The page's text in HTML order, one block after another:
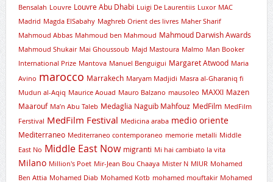
Bensalah Louvre Louvre Abu Dhabi Luigi De Laurentiis Luxor MAC
Madrid Magda ElSabahy Maghreb Orient des livres Maher Sharif
Mahmoud Abbas Mahmoud ben Mahmoud Mahmoud Darwish Awards
Mahmoud Shukair Mai Ghoussoub Majd Mastoura Malmo Man Booker
International Prize Mantova Manuel Benguigui Margaret Atwood Maria
Avino marocco Marrakech Maryam Madjidi Masra al-Gharaniq fi
Mudun al-Aqiq Maurice Aouad Mauro Balzano mausoleo MAXXI Mazen
Maarouf Ma’n Abu Taleb Medaglia Naguib Mahfouz MedFilm MedFilm
Ferstival MedFilm Festival Medicina araba medio oriente
Mediterraneo Mediterraneo contemporaneo memorie metalli Middle
East No Middle East Now migranti Mi hai cambiato la vita
Milano Million's Poet Mir-Jean Bou Chaaya Mister N MIUR Mohamed
Ben Attia Mohamed Diab Mohamed Kotb mohamed mouftakir Mohamed